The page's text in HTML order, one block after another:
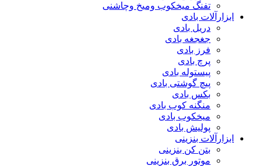
تفنگ میخکوب ومیخ وچاشنی
ابزارآلات بادی
دریل بادی
جغجغه بادی
فرز بادی
پرچ بادی
پیستوله بادی
پیچ گوشتی بادی
بکس بادی
منگنه کوب بادی
میخکوب بادی
پولیش بادی
ابزارآلات بنزینی
بتن کن بنزینی
موتور برق بنزینی